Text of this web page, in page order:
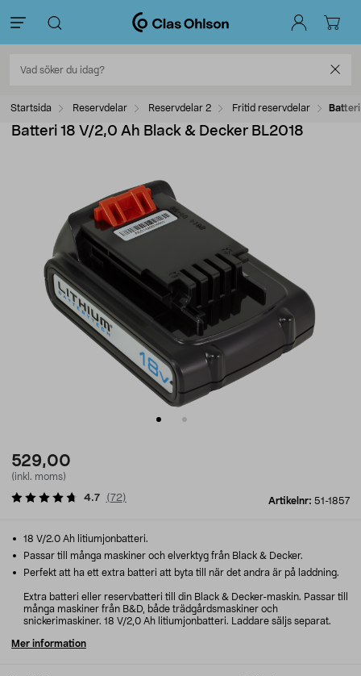
Startsida Reservdelar Reservdelar 2 Fritid reservdelar
Batteri 18 V/2,0 Ah Black & Decker BL2018
529,00
(inkl. moms)
Artikelnr: 51-1857
4.7 (72)
18 V/2.0 Ah litiumjonbatteri.
Passar till många maskiner och elverktyg från Black & Decker.
Perfekt att ha ett extra batteri att byta till när det andra är på laddning.
Extra batteri eller reservbatteri till din Black & Decker-maskin. Passar till
många maskiner från B&D, både trädgårdsmaskiner och
snickerimaskiner. 18 V/2,0 Ah litiumjonbatteri. Laddare säljs separat.
Mer information